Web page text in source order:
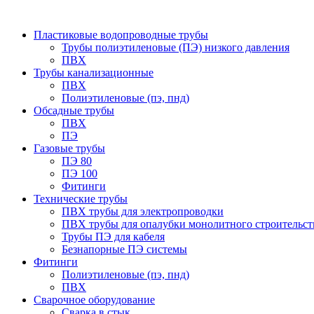
Пластиковые водопроводные трубы
Трубы полиэтиленовые (ПЭ) низкого давления
ПВХ
Трубы канализационные
ПВХ
Полиэтиленовые (пэ, пнд)
Обсадные трубы
ПВХ
ПЭ
Газовые трубы
ПЭ 80
ПЭ 100
Фитинги
Технические трубы
ПВХ трубы для электропроводки
ПВХ трубы для опалубки монолитного
Трубы ПЭ для кабеля
Безнапорные ПЭ системы
Фитинги
Полиэтиленовые (пэ, пнд)
ПВХ
Сварочное оборудование